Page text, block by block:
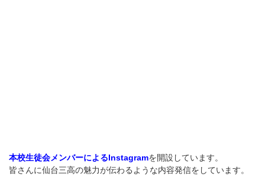
本校生徒会メンバーによるInstagramを開設しています。
皆さんに仙台三高の魅力が伝わるような内容発信をしています。